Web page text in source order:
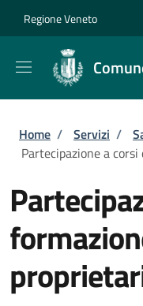
Regione Veneto
Briciole di
Home / Servizi /
Partecipazione a